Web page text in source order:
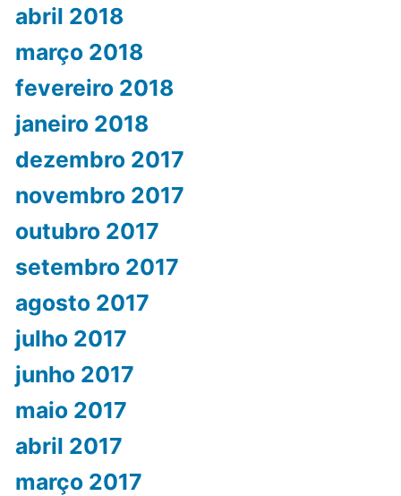
abril 2018
março 2018
fevereiro 2018
janeiro 2018
dezembro 2017
novembro 2017
outubro 2017
setembro 2017
agosto 2017
julho 2017
junho 2017
maio 2017
abril 2017
março 2017